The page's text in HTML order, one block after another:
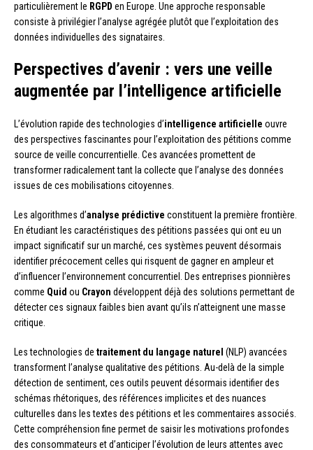
particulièrement le RGPD en Europe. Une approche responsable
consiste à privilégier l’analyse agrégée plutôt que l’exploitation des
données individuelles des signataires.
Perspectives d’avenir : vers une veille
augmentée par l’intelligence artificielle
L’évolution rapide des technologies d’intelligence artificielle ouvre
des perspectives fascinantes pour l’exploitation des pétitions comme
source de veille concurrentielle. Ces avancées promettent de
transformer radicalement tant la collecte que l’analyse des données
issues de ces mobilisations citoyennes.
Les algorithmes d’analyse prédictive constituent la première frontière.
En étudiant les caractéristiques des pétitions passées qui ont eu un
impact significatif sur un marché, ces systèmes peuvent désormais
identifier précocement celles qui risquent de gagner en ampleur et
d’influencer l’environnement concurrentiel. Des entreprises pionnières
comme Quid ou Crayon développent déjà des solutions permettant de
détecter ces signaux faibles bien avant qu’ils n’atteignent une masse
critique.
Les technologies de traitement du langage naturel (NLP) avancées
transforment l’analyse qualitative des pétitions. Au-delà de la simple
détection de sentiment, ces outils peuvent désormais identifier des
schémas rhétoriques, des références implicites et des nuances
culturelles dans les textes des pétitions et les commentaires associés.
Cette compréhension fine permet de saisir les motivations profondes
des consommateurs et d’anticiper l’évolution de leurs attentes avec